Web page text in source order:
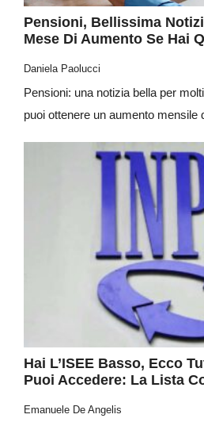
Pensioni, Bellissima
Mese Di Aumento Se Hai
Daniela Paolucci
Pensioni: una notizia bella per
puoi ottenere un aumento mensile
Hai L’ISEE Basso, Ecco
Puoi Accedere: La Lista
Emanuele De Angelis